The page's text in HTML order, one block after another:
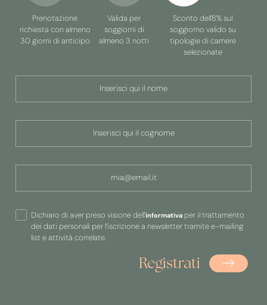
Prenotazione
richiesta con almeno
30 giorni di anticipo
Valida per
soggiorni di
almeno 3 notti
Sconto dell’8% sul
soggiorno valido su
tipologie di camere
selezionate
Dichiaro di aver preso visione dell'informativa per il trattamento
dei dati personali per l’iscrizione a newsletter tramite e-mailing
list e attività correlate.
Registrati